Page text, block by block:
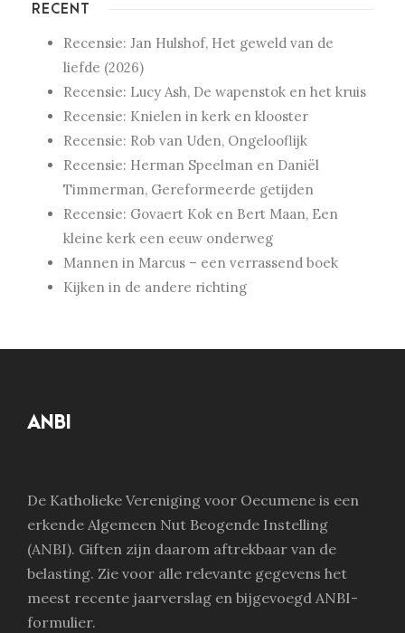
RECENT
Recensie: Jan Hulshof, Het geweld van de
liefde (2026)
Recensie: Lucy Ash, De wapenstok en het kruis
Recensie: Knielen in kerk en klooster
Recensie: Rob van Uden, Ongelooflijk
Recensie: Herman Speelman en Daniël
Timmerman, Gereformeerde getijden
Recensie: Govaert Kok en Bert Maan, Een
kleine kerk een eeuw onderweg
Mannen in Marcus – een verrassend boek
Kijken in de andere richting
ANBI
De Katholieke Vereniging voor Oecumene is een
erkende Algemeen Nut Beogende Instelling
(ANBI). Giften zijn daarom aftrekbaar van de
belasting. Zie voor alle relevante gegevens het
meest recente jaarverslag en bijgevoegd ANBI-
formulier.